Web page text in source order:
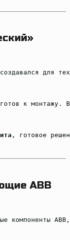
создавался для
к монтажу.
, готовое
ABB
компоненты